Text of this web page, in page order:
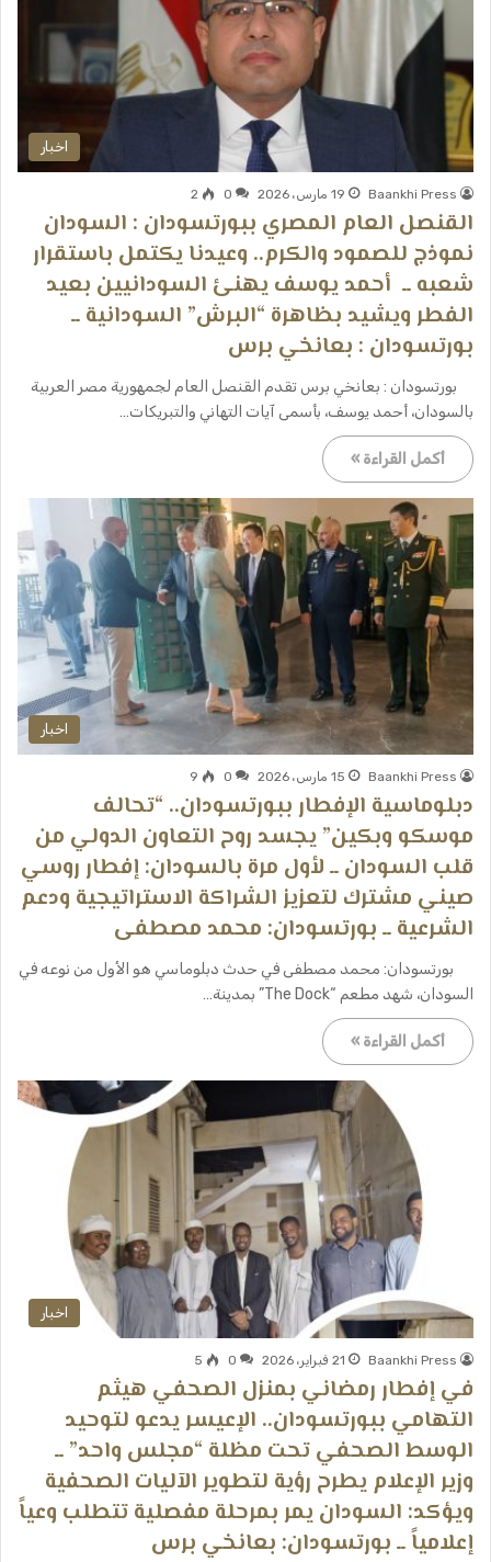
اخبار
Baankhi Press 19 مارس، 2026 0
2
القنصل العام المصري ببورتسودان : السودان
نموذج للصمود والكرم.. وعيدنا يكتمل باستقرار
شعبه ــ ​ أحمد يوسف يهنئ السودانيين بعيد
الفطر ويشيد بظاهرة “البرش” السودانية ــ ​ ​
بورتسودان : بعانخي برس
​ ​بورتسودان : بعانخي برس ​تقدم القنصل العام لجمهورية مصر العربية
بالسودان، أحمد يوسف، بأسمى آيات التهاني والتبريكات…
أكمل القراءة »
اخبار
Baankhi Press 15 مارس، 2026 0
9
دبلوماسية الإفطار ببورتسودان.. “تحالف
موسكو وبكين” يجسد روح التعاون الدولي من
قلب السودان ــ ​لأول مرة بالسودان: إفطار روسي
صيني مشترك لتعزيز الشراكة الاستراتيجية ودعم
الشرعية ــ ​بورتسودان: محمد مصطفى
​بورتسودان: محمد مصطفى ​في حدث دبلوماسي هو الأول من نوعه في
السودان، شهد مطعم “The Dock” بمدينة…
أكمل القراءة »
اخبار
Baankhi Press 21 فبراير، 2026 0
5
في إفطار رمضاني بمنزل الصحفي هيثم
التهامي ببورتسودان.. الإعيسر يدعو لتوحيد
الوسط الصحفي تحت مظلة “مجلس واحد” ــ ​
وزير الإعلام يطرح رؤية لتطوير الآليات الصحفية
ويؤكد: السودان يمر بمرحلة مفصلية تتطلب وعياً
إعلامياً ــ ​بورتسودان: بعانخي برس